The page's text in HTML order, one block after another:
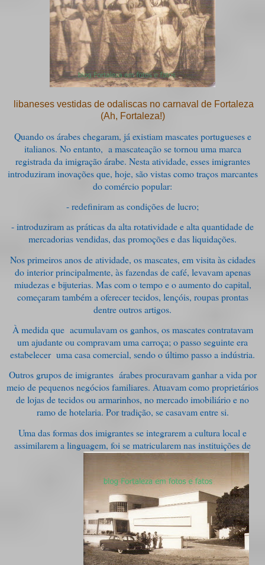
libaneses vestidas de odaliscas no carnaval de Fortaleza
(Ah, Fortaleza!)
Quando os árabes chegaram, já existiam mascates portugueses e
italianos. No entanto, a mascateação se tornou uma marca
registrada da imigração árabe. Nesta atividade, esses imigrantes
introduziram inovações que, hoje, são vistas como traços marcantes
do comércio popular:
- redefiniram as condições de lucro;
- introduziram as práticas da alta rotatividade e alta quantidade de
mercadorias vendidas, das promoções e das liquidações.
Nos primeiros anos de atividade, os mascates, em visita às cidades
do interior principalmente, às fazendas de café, levavam apenas
miudezas e bijuterias. Mas com o tempo e o aumento do capital,
começaram também a oferecer tecidos, lençóis, roupas prontas
dentre outros artigos.
À medida que acumulavam os ganhos, os mascates contratavam
um ajudante ou compravam uma carroça; o passo seguinte era
estabelecer uma casa comercial, sendo o último passo a indústria.
Outros grupos de imigrantes árabes procuravam ganhar a vida por
meio de pequenos negócios familiares. Atuavam como proprietários
de lojas de tecidos ou armarinhos, no mercado imobiliário e no
ramo de hotelaria. Por tradição, se casavam entre si.
Uma das formas dos imigrantes se integrarem a cultura local e
assimilarem a linguagem, foi se matricularem nas instituições de